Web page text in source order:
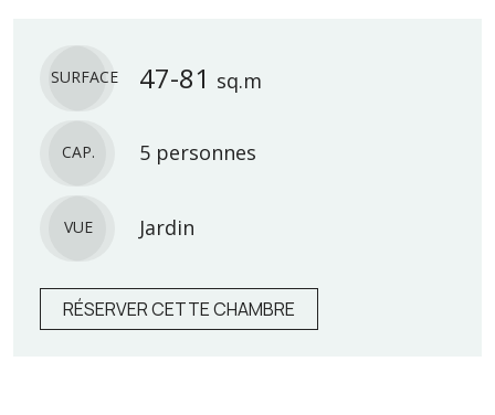
SURFACE 47-81 sq.m
CAP. 5 personnes
VUE Jardin
RÉSERVER CETTE CHAMBRE